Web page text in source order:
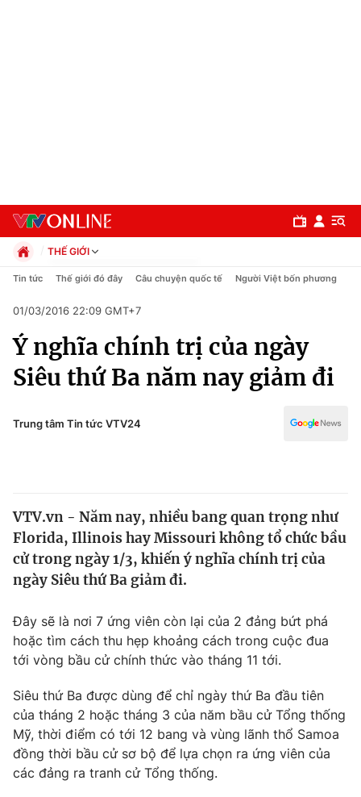
Chuyên mục
Chính trị
Thế giới
Tin tức
Thế giới đó đây
Câu chuyện quốc tế
Tài chính
Thị trường
Góc doanh nghiệp
Dữ liệu và đời sống
Truyền hình
Phim VTV
Hậu trường
Giải trí
Điện ảnh
THẾ GIỚI
Chính trị
Pháp luật
Kinh tế
Thể thao
Truyền hình
Y tế
Tin tức Thế giới đó đây Câu chuyện quốc tế Người Việt bốn phương
01/03/2016 22:09 GMT+7
Ý nghĩa chính trị của ngày
Siêu thứ Ba năm nay giảm đi
Trung tâm Tin tức VTV24
VTV.vn - Năm nay, nhiều bang quan trọng như
Florida, Illinois hay Missouri không tổ chức bầu
cử trong ngày 1/3, khiến ý nghĩa chính trị của
ngày Siêu thứ Ba giảm đi.
Đây sẽ là nơi 7 ứng viên còn lại của 2 đảng bứt phá
hoặc tìm cách thu hẹp khoảng cách trong cuộc đua
tới vòng bầu cử chính thức vào tháng 11 tới.
Siêu thứ Ba được dùng để chỉ ngày thứ Ba đầu tiên
của tháng 2 hoặc tháng 3 của năm bầu cử Tổng thống
Mỹ, thời điểm có tới 12 bang và vùng lãnh thổ Samoa
đồng thời bầu cử sơ bộ để lựa chọn ra ứng viên của
các đảng ra tranh cử Tổng thống.